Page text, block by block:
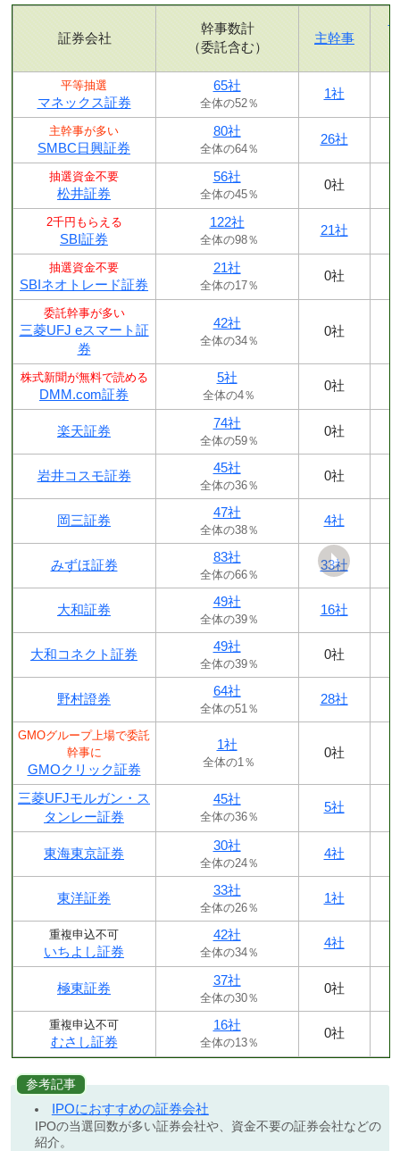
証券会社
幹事数計
（委託含む）
主幹事
平等抽選
マネックス証券
65社
全体の52％
1社
主幹事が多い
SMBC日興証券
80社
全体の64％
26社
抽選資金不要
松井証券
56社
全体の45％
0社
2千円もらえる
SBI証券
122社
全体の98％
21社
抽選資金不要
SBIネオトレード証券
21社
全体の17％
0社
委託幹事が多い
三菱UFJ eスマート証
券
42社
全体の34％
0社
株式新聞が無料で読める
DMM.com証券
5社
全体の4％
0社
楽天証券
74社
全体の59％
0社
岩井コスモ証券
45社
全体の36％
0社
岡三証券
47社
全体の38％
4社
みずほ証券
83社
全体の66％
33社
大和証券
49社
全体の39％
16社
大和コネクト証券
49社
全体の39％
0社
野村證券
64社
全体の51％
28社
GMOグループ上場で委託
幹事に
GMOクリック証券
1社
全体の1％
0社
三菱UFJモルガン・ス
タンレー証券
45社
全体の36％
5社
東海東京証券
30社
全体の24％
4社
東洋証券
33社
全体の26％
1社
重複申込不可
いちよし証券
42社
全体の34％
4社
極東証券
37社
全体の30％
0社
重複申込不可
むさし証券
16社
全体の13％
0社
参考記事
IPOにおすすめの証券会社
IPOの当選回数が多い証券会社や、資金不要の証券会社などの
紹介。